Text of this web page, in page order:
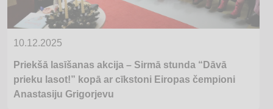
10.12.2025
Priekšā lasīšanas akcija – Sirmā stunda “Dāvā
prieku lasot!” kopā ar cīkstoni Eiropas čempioni
Anastasiju Grigorjevu